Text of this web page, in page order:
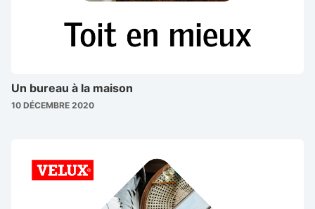
Un bureau à la maison
10 DÉCEMBRE 2020